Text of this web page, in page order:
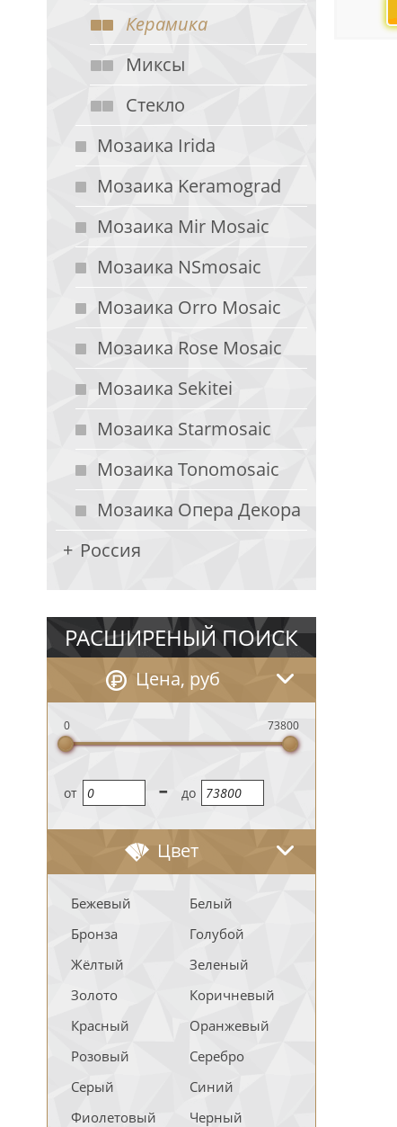
Керамика
Миксы
Стекло
Мозаика Irida
Мозаика Keramograd
Мозаика Mir Mosaic
Мозаика NSmosaic
Мозаика Orro Mosaic
Мозаика Rose Mosaic
Мозаика Sekitei
Мозаика Starmosaic
Мозаика Tonomosaic
Мозаика Опера Декора
Россия
РАСШИРЕНЫЙ ПОИСК
Цена, руб
0 73800
oт - до
Цвет
Бежевый
Белый
Бронза
Голубой
Жёлтый
Зеленый
Золото
Коричневый
Красный
Оранжевый
Розовый
Серебро
Серый
Синий
Фиолетовый
Черный